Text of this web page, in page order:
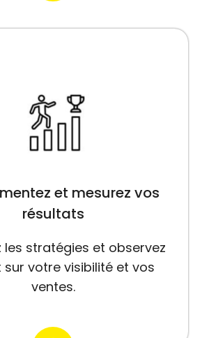
et mesurez vos
résultats
les stratégies et observez
sur votre visibilité et vos
ventes.